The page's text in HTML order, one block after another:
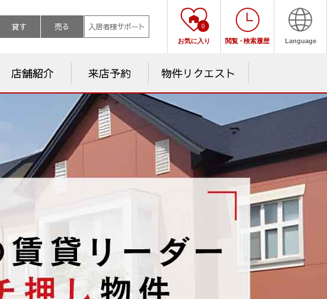
貸す 売る 入居者様サポート 0
お気に入り 閲覧・ 検索履歴 Language
店舗紹介 来店予約 物件リクエスト